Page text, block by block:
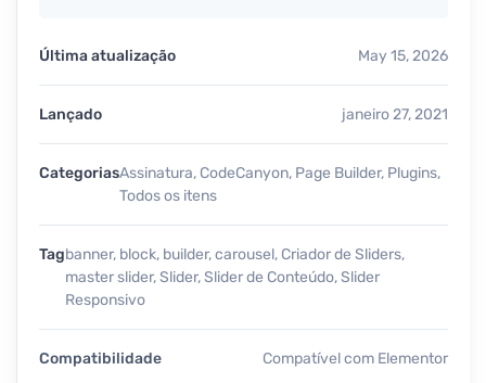
Última atualização May 15, 2026
Lançado janeiro 27, 2021
CategoriasAssinatura, CodeCanyon, Page Builder, Plugins,
Todos os itens
Tagbanner, block, builder,carousel, Criador de Sliders,
master slider,Slider,Slider de Conteúdo,Slider
Responsivo
Compatibilidade Compatível com Elementor